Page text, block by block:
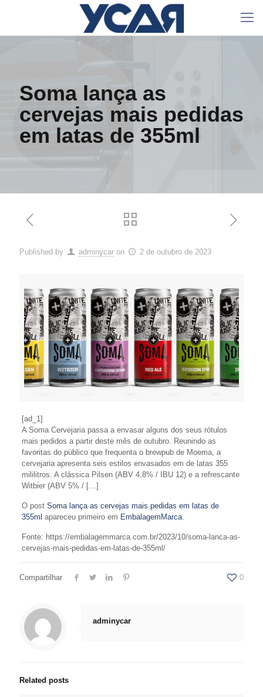
Soma lança as
cervejas mais pedidas
em latas de 355ml
Published by adminycar on 2 de outubro de 2023
[ad_1]
A Soma Cervejaria passa a envasar alguns dos seus rótulos
mais pedidos a partir deste mês de outubro. Reunindo as
favoritas do público que frequenta o brewpub de Moema, a
cervejaria apresenta seis estilos envasados em de latas 355
mililitros. A clássica Pilsen (ABV 4,8% / IBU 12) e a refrescante
Witbier (ABV 5% / […]
O post Soma lança as cervejas mais pedidas em latas de
355ml apareceu primeiro em EmbalagemMarca.
Fonte: https://embalagemmarca.com.br/2023/10/soma-lanca-as-
cervejas-mais-pedidas-em-latas-de-355ml/
Compartilhar 0
adminycar
Related posts